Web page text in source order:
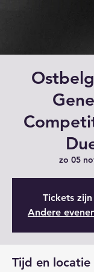
zo 05
Tickets
Andere
Tijd en locatie